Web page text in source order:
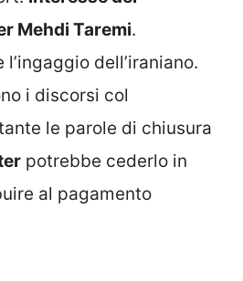
Mehdi Taremi
dell’iraniano.
i discorsi col
le parole di chiusura
potrebbe cederlo in
al pagamento